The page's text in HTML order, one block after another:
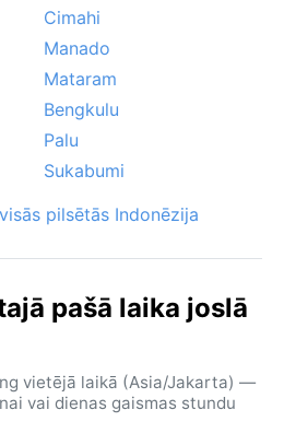
Cimahi
Manado
Mataram
Bengkulu
Palu
Sukabumi
pilsētās Indonēzija
pašā laika joslā
vietējā laikā (Asia/Jakarta) —
vai dienas gaismas stundu